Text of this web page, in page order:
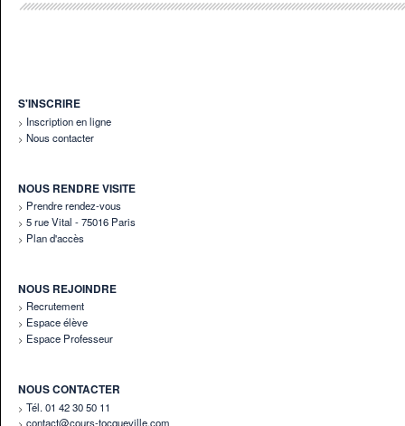
S'INSCRIRE
Inscription en ligne
Nous contacter
NOUS RENDRE VISITE
Prendre rendez-vous
5 rue Vital - 75016 Paris
Plan d'accès
NOUS REJOINDRE
Recrutement
Espace élève
Espace Professeur
NOUS CONTACTER
Tél. 01 42 30 50 11
contact@cours-tocqueville.com